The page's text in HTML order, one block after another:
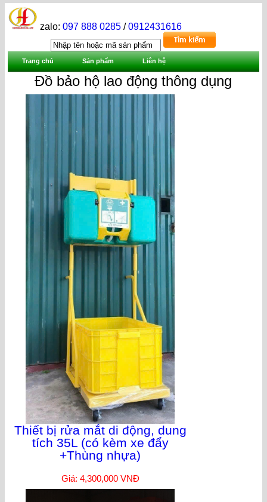
zalo:097 888 0285 /0912431616
Trang chủ Sản phẩm Liên hệ
Đồ bảo hộ lao động thông dụng
Thiết bị rửa mắt di động, dung
tích 35L (có kèm xe đẩy
+Thùng nhựa)
Giá: 4,300,000 VNĐ